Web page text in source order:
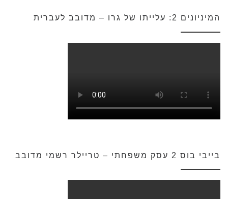
המיניונים 2: עלייתו של גרו – מדובב לעברית
בייבי בוס 2 עסק משפחתי – טריילר רשמי מדובב